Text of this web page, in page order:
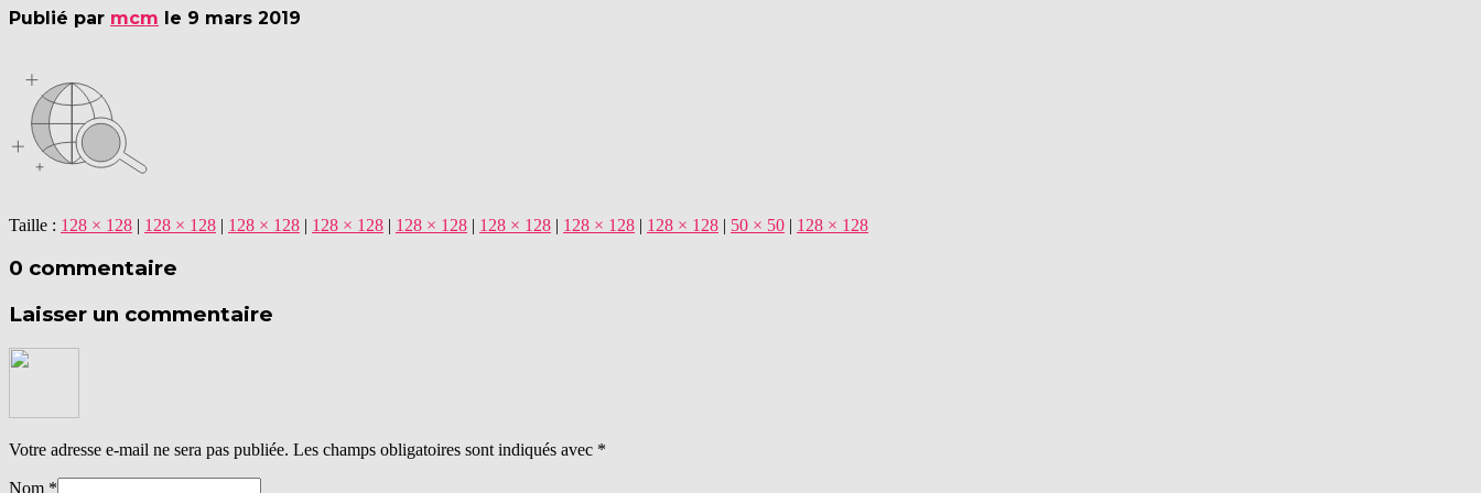
Publié par mcm le 9 mars 2019
Taille : 128 × 128 | 128 × 128 | 128 × 128 | 128 × 128 | 128 × 128 | 128 × 128 | 128 × 128 | 128 × 128 | 50 × 50 | 128 × 128
0 commentaire
Laisser un commentaire
Votre adresse e-mail ne sera pas publiée. Les champs obligatoires sont indiqués avec *
Nom *